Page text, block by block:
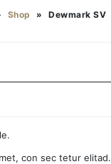
Shop »
Dewmark SV
con sec tetur elitad.